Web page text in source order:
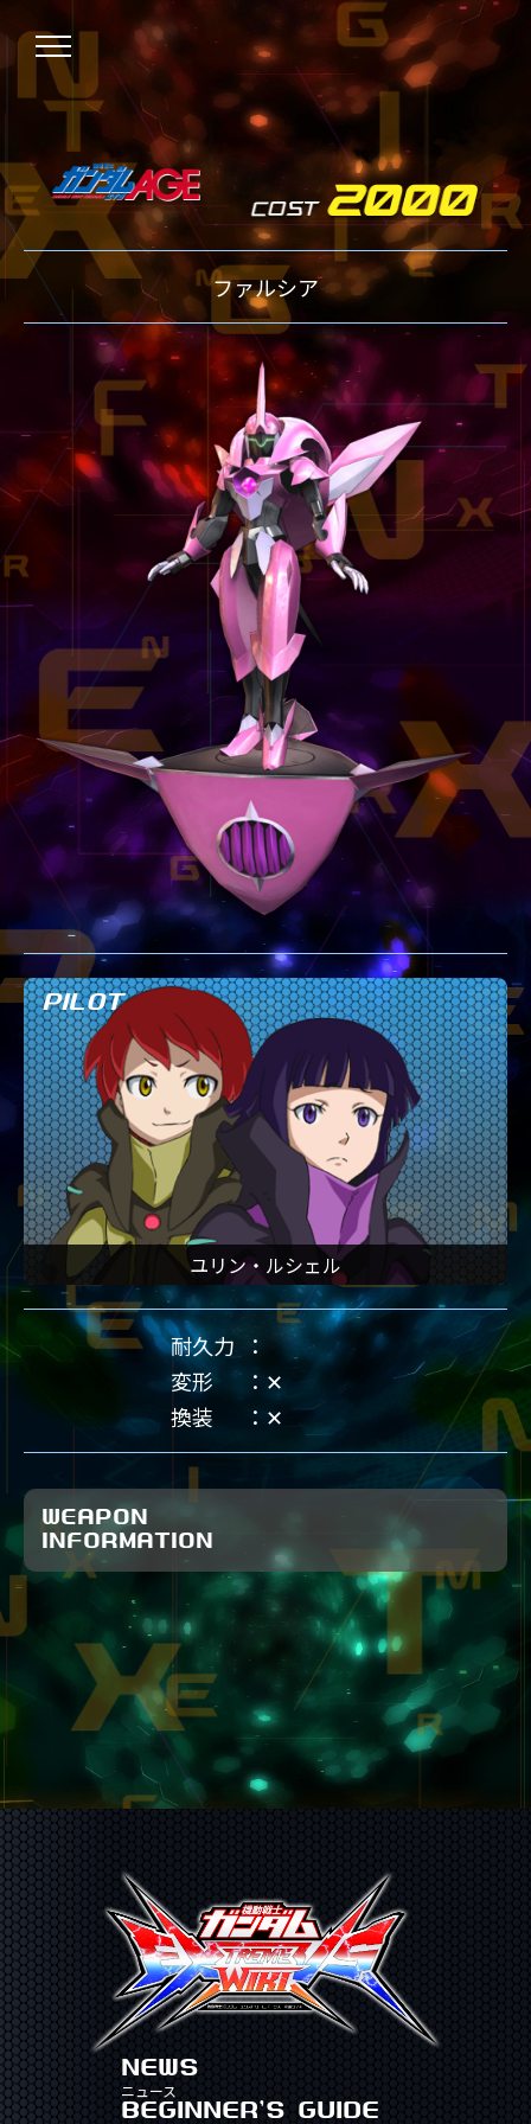
NEWS
ニュース
OVER BOOST
オーバーブースト
XVOOST
クロスブースト
EXVS2
エクストリームバーサス2
MAXI BOOST ON
マキシブーストオン
BEGINNER'S GUIDE
初心者指南
TECHNIQUE
GLOSSARY
用語集
BUTTON PLACEMENT
ゲームパッドボタン配置
TWITTER
ツイッター
YOUTUBE
ユーチューブ
ファルシア
PILOT
ユリン・ルシェル
耐久力
変形
✕
換装
✕
WEAPON
INFORMATION
NEWS
ニュース
BEGINNER'S GUIDE